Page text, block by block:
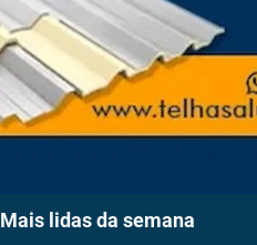
Mais lidas da semana